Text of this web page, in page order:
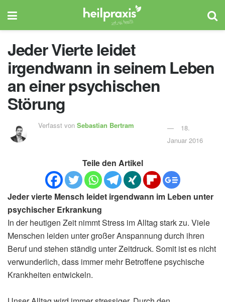
Jeder Vierte leidet
irgendwann in seinem Leben
an einer psychischen
Störung
Verfasst von Sebastian Bertram
18.
Januar 2016
Teile den Artikel
Jeder vierte Mensch leidet irgendwann im Leben unter
psychischer Erkrankung
In der heutigen Zeit nimmt Stress im Alltag stark zu. Viele
Menschen leiden unter großer Anspannung durch ihren
Beruf und stehen ständig unter Zeitdruck. Somit ist es nicht
verwunderlich, dass immer mehr Betroffene psychische
Krankheiten entwickeln.